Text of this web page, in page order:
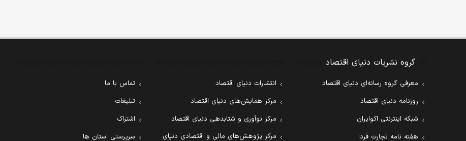
گروه نشریات دنیای اقتصاد
معرفی گروه رسانه‌ای دنیای اقتصاد
روزنامه دنیای اقتصاد
شبکه اینترنتی اکوایران
هفته نامه تجارت فردا
انتشارات دنیای اقتصاد
مرکز همایش‌های دنیای اقتصاد
مرکز نوآوری و شتابدهی دنیای اقتصاد
مرکز پژوهش‌های مالی و اقتصادی دنیای
تماس با ما
تبلیغات
اشتراک
سرپرستی استان ها